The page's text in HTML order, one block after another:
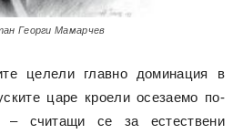
Георги Мамарчев
целели главно доминация в
царе кроели осезаемо по-
– считащи се за естествени